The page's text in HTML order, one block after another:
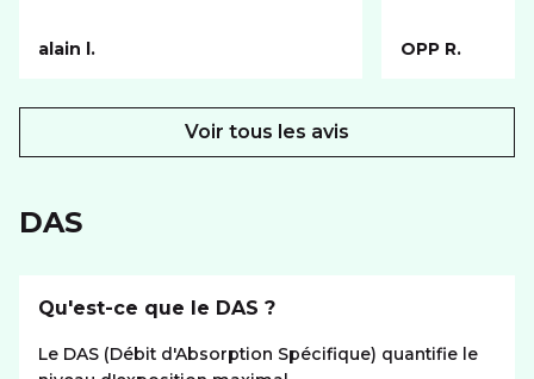
alain l. OPP R.
Voir tous les avis
DAS
Qu'est-ce que le DAS ?
Le DAS (Débit d'Absorption Spécifique) quantifie le